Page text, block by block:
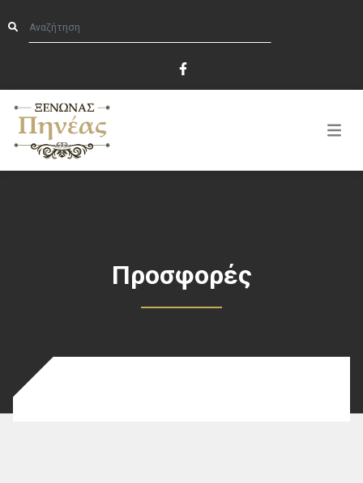
Προσφορές